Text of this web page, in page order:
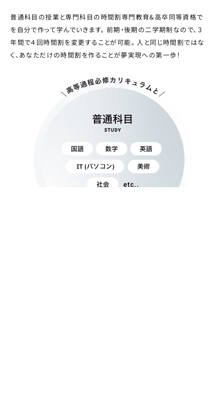
普通科目の授業と専門科目の時間割専門教育&高卒同等資格で
を自分で作って学んでいきます。 前期・後期の二学期制なので、３
年間で４回時間割を変更することが可能。 人と同じ時間割ではな
く、あなただけの時間割を作ることが夢実現への第一歩！